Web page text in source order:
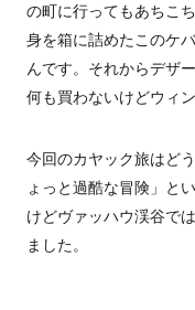
の町に行ってもあちこ
身を箱に詰めたこのケ
んです。それからデザ
何も買わないけどウィ
今回のカヤック旅はど
ょっと過酷な冒険」と
けどヴァッハウ渓谷で
ました。